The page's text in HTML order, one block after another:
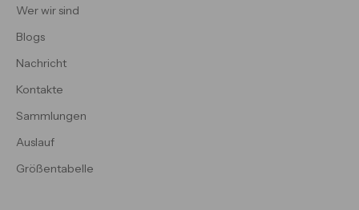
Wer wir sind
Blogs
Nachricht
Kontakte
Sammlungen
Auslauf
Größentabelle